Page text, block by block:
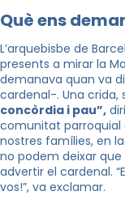
Què ens
L’arquebisbe de
presents a mirar la
demanava quan va
cardenal-. Una crida,
concòrdia i pau”,
comunitat parroquial
nostres famílies, en
no podem deixar que
advertir el cardenal.
vos!”, va exclamar.